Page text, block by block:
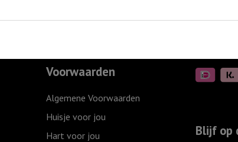
Voorwaarden
Algemene Voorwaarden
Huisje voor jou
Hart voor jou
Blijf op